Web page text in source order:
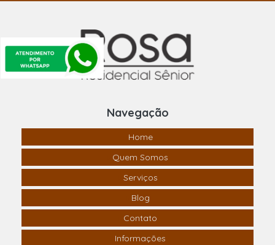
Navegação
Home
Quem Somos
Serviços
Blog
Contato
Informações